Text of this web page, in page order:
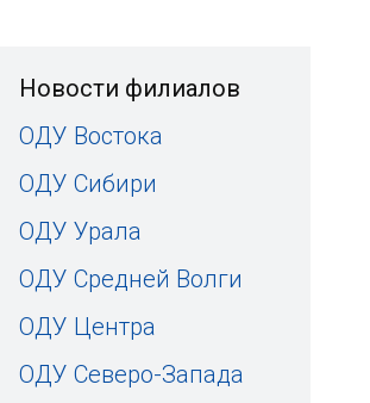
Новости филиалов
ОДУ Востока
ОДУ Сибири
ОДУ Урала
ОДУ Средней Волги
ОДУ Центра
ОДУ Северо-Запада